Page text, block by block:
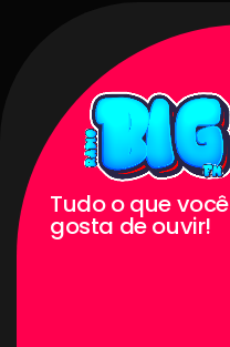
Tudo o que você
gosta de ouvir!